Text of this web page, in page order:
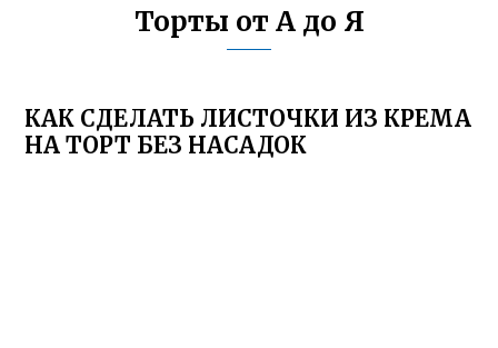
Торты от А до Я
КАК СДЕЛАТЬ ЛИСТОЧКИ ИЗ КРЕМА
НА ТОРТ БЕЗ НАСАДОК